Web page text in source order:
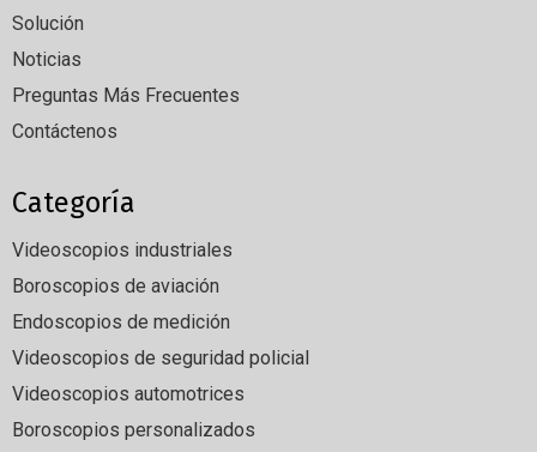
Solución
Noticias
Preguntas Más Frecuentes
Contáctenos
Categoría
Videoscopios industriales
Boroscopios de aviación
Endoscopios de medición
Videoscopios de seguridad policial
Videoscopios automotrices
Boroscopios personalizados